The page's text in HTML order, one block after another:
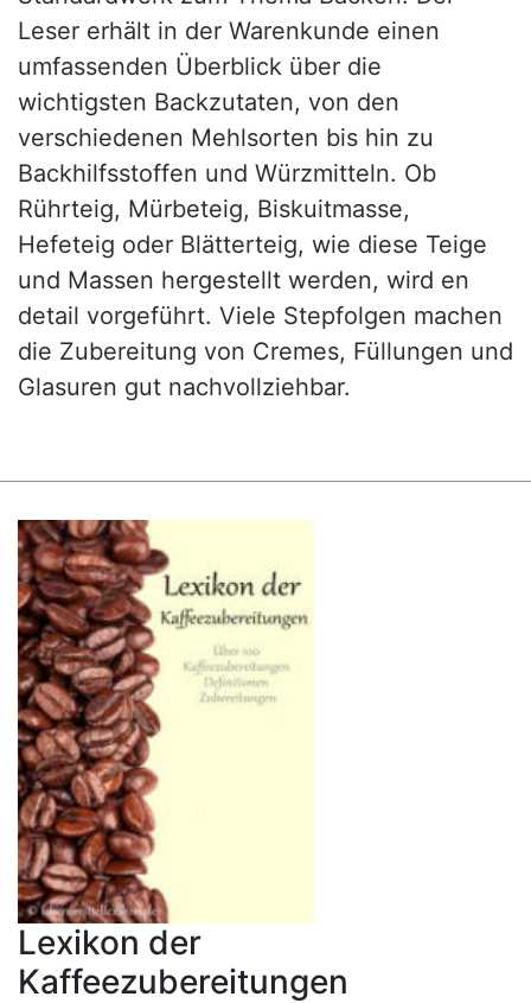
Leser erhält in der Warenkunde einen
umfassenden Überblick über die
wichtigsten Backzutaten, von den
verschiedenen Mehlsorten bis hin zu
Backhilfsstoffen und Würzmitteln. Ob
Rührteig, Mürbeteig, Biskuitmasse,
Hefeteig oder Blätterteig, wie diese Teige
und Massen hergestellt werden, wird en
detail vorgeführt. Viele Stepfolgen machen
die Zubereitung von Cremes, Füllungen und
Glasuren gut nachvollziehbar.
Lexikon der
Kaffeezubereitungen